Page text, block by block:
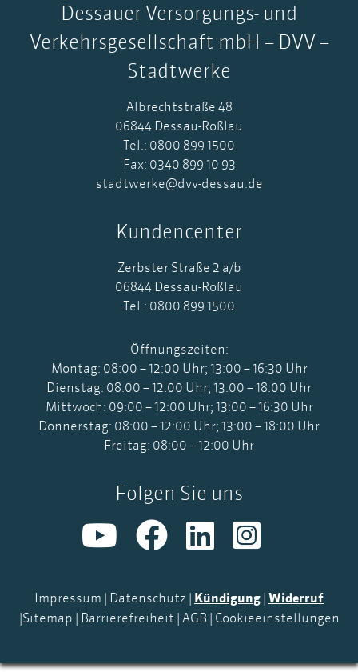
Dessauer Versorgungs- und
Verkehrsgesellschaft mbH – DVV –
Stadtwerke
Albrechtstraße 48
06844 Dessau-Roßlau
Tel.: 0800 899 1500
Fax: 0340 899 10 93
stadtwerke@dvv-dessau.de
Kundencenter
Zerbster Straße 2 a/b
06844 Dessau-Roßlau
Tel.: 0800 899 1500
Öffnungszeiten:
Montag: 08:00 – 12:00 Uhr; 13:00 – 16:30 Uhr
Dienstag: 08:00 – 12:00 Uhr; 13:00 – 18:00 Uhr
Mittwoch: 09:00 – 12:00 Uhr; 13:00 – 16:30 Uhr
Donnerstag: 08:00 – 12:00 Uhr; 13:00 – 18:00 Uhr
Freitag: 08:00 – 12:00 Uhr
Folgen Sie uns
Impressum | Datenschutz | Kündigung | Widerruf
|Sitemap | Barrierefreiheit | AGB | Cookieeinstellungen